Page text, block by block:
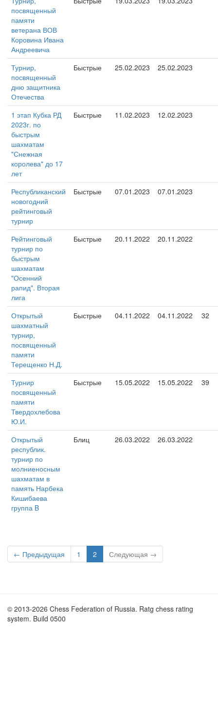
посвященный
памяти
ветерана ВОВ
Коровина Ивана
Андреевича
Турнир,
посвященный
дню защитника
Отечества
Быстрые 25.02.2023 25.02.2023
1 этап Кубка РД
2023г. по
быстрым
шахматам
"Снежная
королева" до 17
лет
Быстрые 11.02.2023 12.02.2023
Республиканский
новогодний
рейтинговый
турнир
Быстрые 07.01.2023 07.01.2023
Рейтинговый
турнир по
быстрым
шахматам
"Осенний
рапид". Вторая
лига
Быстрые 20.11.2022 20.11.2022
Открытый
шахматный
турнир,
посвященный
памяти
Терещенко Н.Д.
Быстрые 04.11.2022 04.11.2022 32
Турнир
посвященный
памяти
Твердохлебова
Ю.И.
Быстрые 15.05.2022 15.05.2022 39
Открытый
республик.
турнир по
молниеносным
шахматам в
память Нарбека
Кишибаева
группа B
Блиц 26.03.2022 26.03.2022
← Предыдущая 1 2 Следующая →
© 2013-2026 Chess Federation of Russia. Ratg chess rating
system. Build 0500